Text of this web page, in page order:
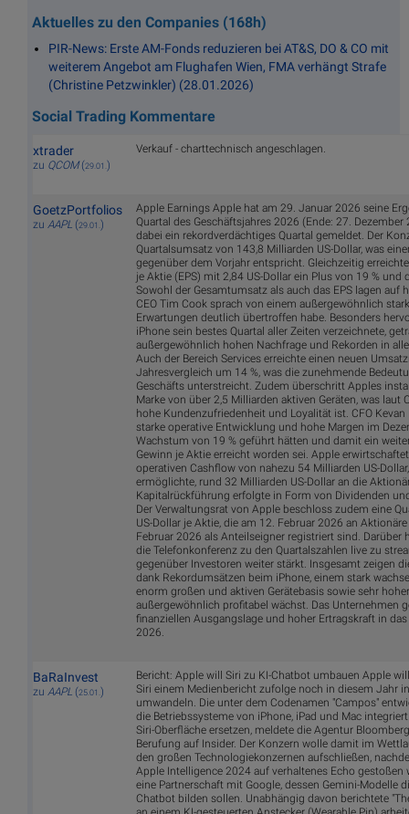
Aktuelles zu den Companies (168h)
PIR-News: Erste AM-Fonds reduzieren bei AT&S, DO & CO mit
weiterem Angebot am Flughafen Wien, FMA verhängt Strafe
(Christine Petzwinkler) (28.01.2026)
Social Trading Kommentare
xtrader
zu QCOM(29.01. )
Verkauf - charttechnisch angeschlagen.
GoetzPortfolios
zu AAPL (29.01. )
Apple Earnings Apple hat am 29. Januar 2026 seine
Quartal des Geschäftsjahres 2026 (Ende: 27.
dabei ein rekordverdächtiges Quartal gemeldet. Der
Quartalsumsatz von 143,8 Milliarden US-Dollar, was
gegenüber dem Vorjahr entspricht. Gleichzeitig
je Aktie (EPS) mit 2,84 US-Dollar ein Plus von 19 %
Sowohl der Gesamtumsatz als auch das EPS lagen auf
CEO Tim Cook sprach von einem außergewöhnlich
Erwartungen deutlich übertroffen habe. Besonders
iPhone sein bestes Quartal aller Zeiten verzeichnete,
außergewöhnlich hohen Nachfrage und Rekorden in
Auch der Bereich Services erreichte einen neuen
Jahresvergleich um 14 %, was die zunehmende
Geschäfts unterstreicht. Zudem überschritt Apples
Marke von über 2,5 Milliarden aktiven Geräten, was laut
hohe Kundenzufriedenheit und Loyalität ist. CFO Kevan
starke operative Entwicklung und hohe Margen im
Wachstum von 19 % geführt hätten und damit ein
Gewinn je Aktie erreicht worden sei. Apple
operativen Cashflow von nahezu 54 Milliarden US-
ermöglichte, rund 32 Milliarden US-Dollar an die
Kapitalrückführung erfolgte in Form von Dividenden
Der Verwaltungsrat von Apple beschloss zudem eine
US-Dollar je Aktie, die am 12. Februar 2026 an
Februar 2026 als Anteilseigner registriert sind. Darüber
die Telefonkonferenz zu den Quartalszahlen live zu
gegenüber Investoren weiter stärkt. Insgesamt zeigen
dank Rekordumsätzen beim iPhone, einem stark
enorm großen und aktiven Gerätebasis sowie sehr
außergewöhnlich profitabel wächst. Das Unternehmen
finanziellen Ausgangslage und hoher Ertragskraft in
2026.
BaRaInvest
zu AAPL (25.01. )
Bericht: Apple will Siri zu KI-Chatbot umbauen Apple
Siri einem Medienbericht zufolge noch in diesem Jahr
umwandeln. Die unter dem Codenamen "Campos"
die Betriebssysteme von iPhone, iPad und Mac
Siri-Oberfläche ersetzen, meldete die Agentur
Berufung auf Insider. Der Konzern wolle damit im
den großen Technologiekonzernen aufschließen,
Apple Intelligence 2024 auf verhaltenes Echo gestoßen
eine Partnerschaft mit Google, dessen Gemini-Modelle
Chatbot bilden sollen. Unabhängig davon berichtete